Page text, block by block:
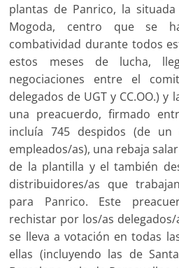
plantas de Panrico, la
Mogoda, centro que se
combatividad durante todos
estos meses de lucha,
negociaciones entre el
delegados de UGT y CC.OO.)
una preacuerdo, firmado
incluía 745 despidos (de
empleados/as), una rebaja
de la plantilla y el también
distribuidores/as que
para Panrico. Este
rechistar por los/as delegados/
se lleva a votación en todas
ellas (incluyendo las de